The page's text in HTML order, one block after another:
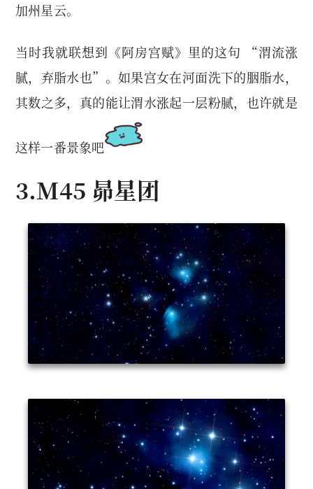
加州星云。
当时我就联想到《阿房宫赋》里的这句 “渭流涨
腻，弃脂水也”。如果宫女在河面洗下的胭脂水，
其数之多，真的能让渭水涨起一层粉腻，也许就是
这样一番景象吧
3.M45 昴星团